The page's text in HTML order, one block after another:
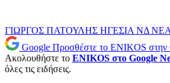
ΓΙΩΡΓΟΣ ΠΑΤΟΥΛΗΣ ΗΓΕΣΙΑ ΝΔ
Google Προσθέστε το ENIKOS στην
Ακολουθήστε το ENIKOS στο Google
όλες τις ειδήσεις.